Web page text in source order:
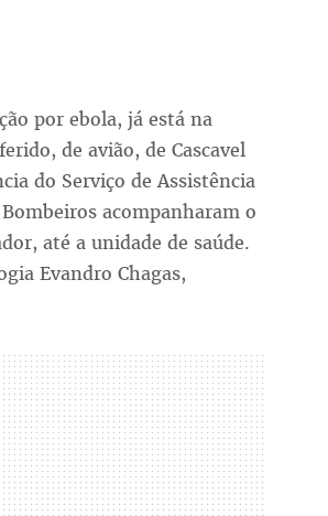
por ebola, já está na
de avião, de Cascavel
do Serviço de Assistência
acompanharam o
até a unidade de saúde.
Evandro Chagas,